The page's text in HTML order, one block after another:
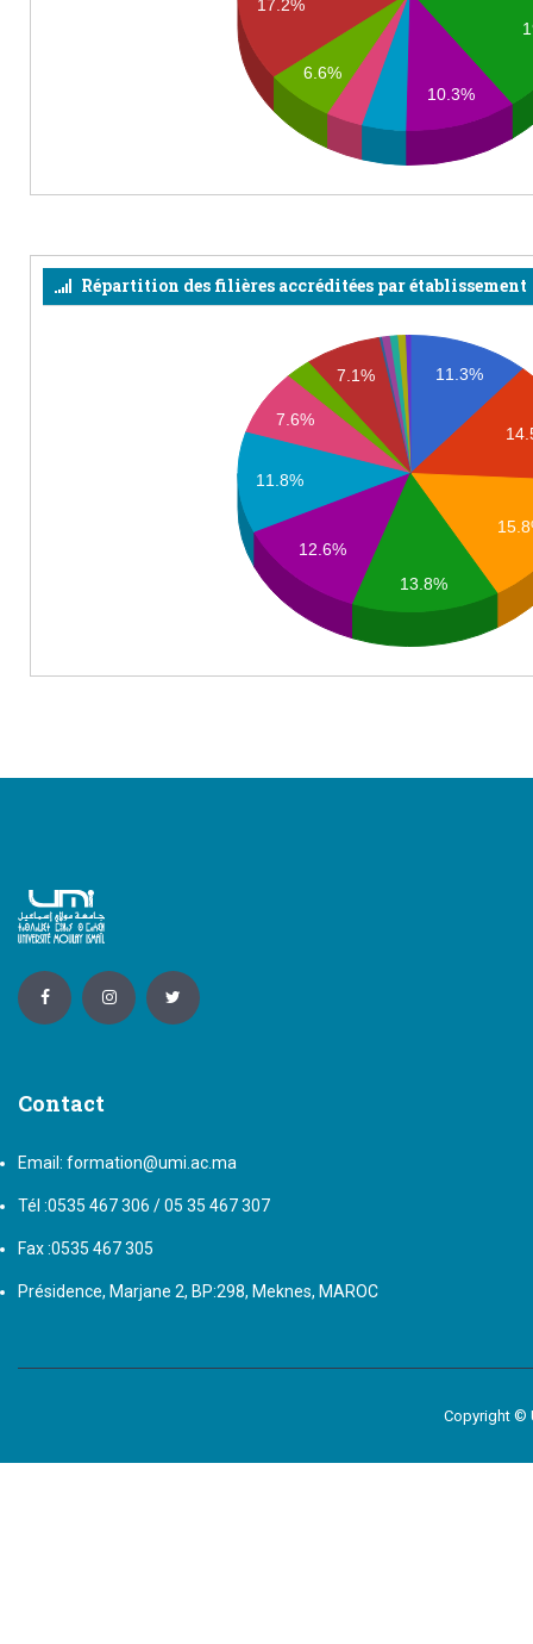
17.2%
6.6%
10.3%
Répartition des filières accréditées par établissement
11.3%
7.1%
7.6%
11.8%
12.6%
13.8%
Contact
Email: formation@umi.ac.ma
Tél :0535 467 306 / 05 35 467 307
Fax :0535 467 305
Présidence, Marjane 2, BP:298, Meknes, MAROC
Copyright ©